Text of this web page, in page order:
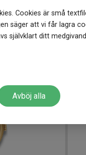
Cookies är små
säger att vi får lagra
självklart ditt
Avböj alla
FRÅN SAMMA